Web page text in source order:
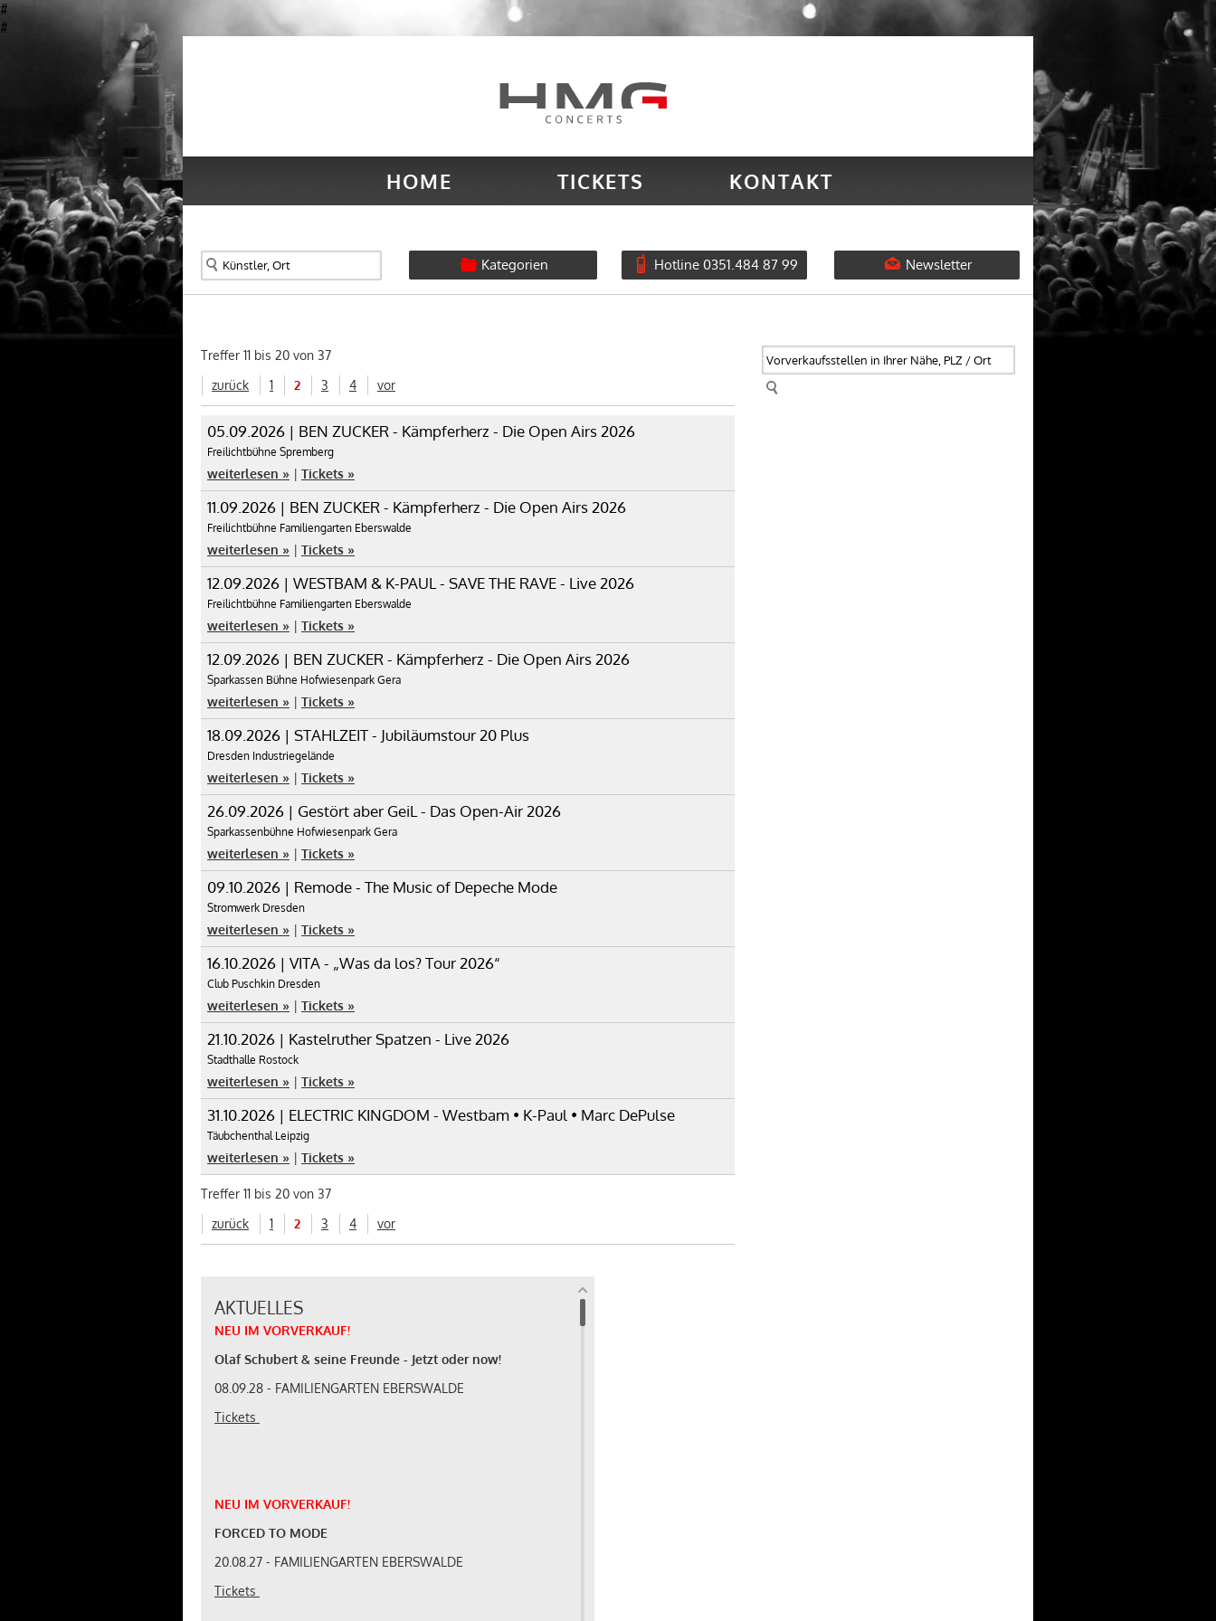
#
#
HOME TICKETS KONTAKT
Kategorien Hotline 0351.484 87 99 Newsletter
Treffer 11 bis 20 von 37
zurück
1 2 3 4 vor
05.09.2026 | BEN ZUCKER - Kämpferherz - Die Open Airs 2026
Freilichtbühne Spremberg
weiterlesen » | Tickets »
11.09.2026 | BEN ZUCKER - Kämpferherz - Die Open Airs 2026
Freilichtbühne Familiengarten Eberswalde
weiterlesen » | Tickets »
12.09.2026 | WESTBAM & K-PAUL - SAVE THE RAVE - Live 2026
Freilichtbühne Familiengarten Eberswalde
weiterlesen » | Tickets »
12.09.2026 | BEN ZUCKER - Kämpferherz - Die Open Airs 2026
Sparkassen Bühne Hofwiesenpark Gera
weiterlesen » | Tickets »
18.09.2026 | STAHLZEIT - Jubiläumstour 20 Plus
Dresden Industriegelände
weiterlesen » | Tickets »
26.09.2026 | Gestört aber GeiL - Das Open-Air 2026
Sparkassenbühne Hofwiesenpark Gera
weiterlesen » | Tickets »
09.10.2026 | Remode - The Music of Depeche Mode
Stromwerk Dresden
weiterlesen » | Tickets »
16.10.2026 | VITA - „Was da los? Tour 2026“
Club Puschkin Dresden
weiterlesen » | Tickets »
21.10.2026 | Kastelruther Spatzen - Live 2026
Stadthalle Rostock
weiterlesen » | Tickets »
31.10.2026 | ELECTRIC KINGDOM - Westbam • K-Paul • Marc DePulse
Täubchenthal Leipzig
weiterlesen » | Tickets »
Treffer 11 bis 20 von 37
zurück
1 2 3 4 vor
AKTUELLES
NEU IM VORVERKAUF!
Olaf Schubert & seine Freunde - Jetzt oder now!
08.09.28 - FAMILIENGARTEN EBERSWALDE
Tickets
NEU IM VORVERKAUF!
FORCED TO MODE
20.08.27 - FAMILIENGARTEN EBERSWALDE
Tickets